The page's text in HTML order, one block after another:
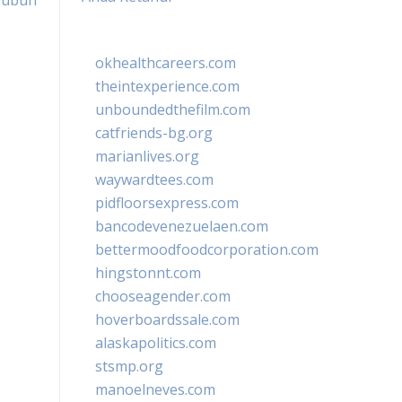
okhealthcareers.com
theintexperience.com
unboundedthefilm.com
catfriends-bg.org
marianlives.org
waywardtees.com
pidfloorsexpress.com
bancodevenezuelaen.com
bettermoodfoodcorporation.com
hingstonnt.com
chooseagender.com
hoverboardssale.com
alaskapolitics.com
stsmp.org
manoelneves.com